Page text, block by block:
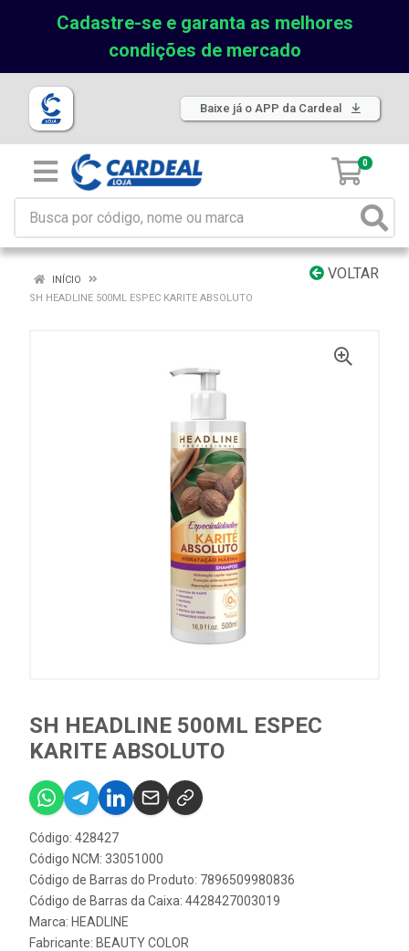
Cadastre-se e garanta as melhores
condições de mercado
Baixe já o APP da Cardeal
0
VOLTAR
INÍCIO
SH HEADLINE 500ML ESPEC KARITE ABSOLUTO
SH HEADLINE 500ML ESPEC
KARITE ABSOLUTO
Código: 428427
Código NCM: 33051000
Código de Barras do Produto: 7896509980836
Código de Barras da Caixa: 4428427003019
Marca: HEADLINE
Fabricante: BEAUTY COLOR